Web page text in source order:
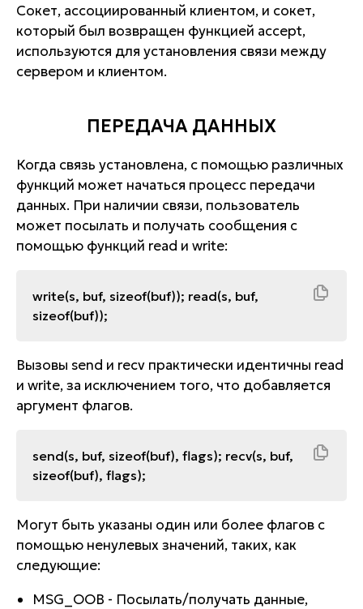
Сокет, ассоциированный клиентом, и сокет,
который был возвращен функцией accept,
используются для установления связи между
сервером и клиентом.
ПЕРЕДАЧА ДАННЫХ
Когда связь установлена, с помощью различных
функций может начаться процесс передачи
данных. При наличии связи, пользователь
может посылать и получать сообщения с
помощью функций read и write:
write(s, buf, sizeof(buf)); read(s, buf,
sizeof(buf));
Вызовы send и recv практически идентичны read
и write, за исключением того, что добавляется
аргумент флагов.
send(s, buf, sizeof(buf), flags); recv(s, buf,
sizeof(buf), flags);
Могут быть указаны один или более флагов с
помощью ненулевых значений, таких, как
следующие:
MSG_OOB - Посылать/получать данные,